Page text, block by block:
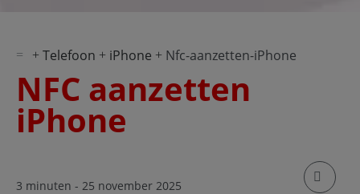
Telefoon iPhone Nfc-aanzetten-iPhone
NFC aanzetten
iPhone
3 minuten - 25 november 2025
klik om